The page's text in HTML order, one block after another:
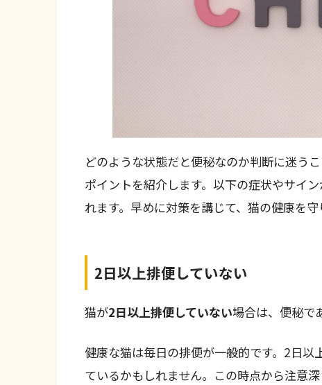
どのような状態だと便秘なのか判断に迷う
ポイントを紹介します。以下の症状やサイ
れます。早めに対策を講じて、猫の健康を守
2日以上排便していない
猫が2日以上排便していない場合は、便秘で
健康な猫は毎日の排便が一般的です。2日
ているかもしれません。この時点から注意